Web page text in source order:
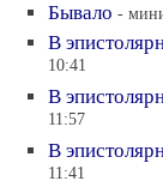
Бывало -
В
10:41
В
11:57
В
11:41